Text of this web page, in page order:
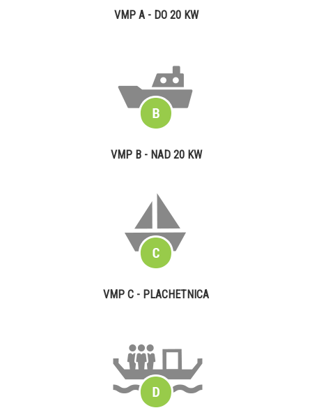
VMP A - DO 20 KW
VMP B - NAD 20 KW
VMP C - PLACHETNICA